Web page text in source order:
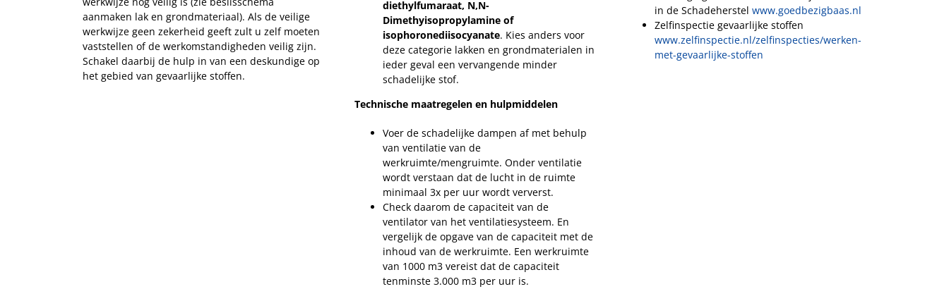
aanmaken lak en grondmateriaal). Als de veilige
werkwijze geen zekerheid geeft zult u zelf moeten
vaststellen of de werkomstandigheden veilig zijn.
Schakel daarbij de hulp in van een deskundige op
het gebied van gevaarlijke stoffen.
diethylfumaraat, N,N-
Dimethyisopropylamine of
isophoronediisocyanate. Kies anders voor
deze categorie lakken en grondmaterialen in
ieder geval een vervangende minder
schadelijke stof.
Technische maatregelen en hulpmiddelen
Voer de schadelijke dampen af met behulp
van ventilatie van de
werkruimte/mengruimte. Onder ventilatie
wordt verstaan dat de lucht in de ruimte
minimaal 3x per uur wordt ververst.
Check daarom de capaciteit van de
ventilator van het ventilatiesysteem. En
vergelijk de opgave van de capaciteit met de
inhoud van de werkruimte. Een werkruimte
van 1000 m3 vereist dat de capaciteit
tenminste 3.000 m3 per uur is.
in de Schadeherstel www.goedbezigbaas.nl
Zelfinspectie gevaarlijke stoffen
www.zelfinspectie.nl/zelfinspecties/werken-
met-gevaarlijke-stoffen